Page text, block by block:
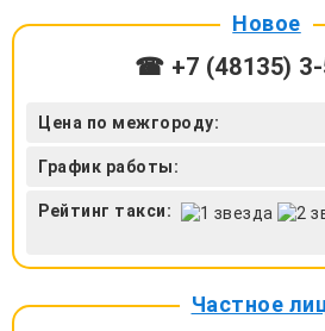
Новое
☎ +7 (48135) 3-
Цена по межгороду:
График работы:
Рейтинг такси:
Частное